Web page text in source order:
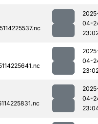
04-
04-
04-